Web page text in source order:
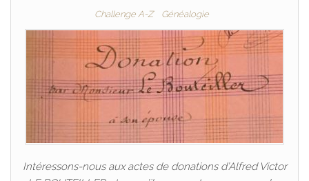
Challenge A-Z Généalogie
Intéressons-nous aux actes de donations d’Alfred Victor